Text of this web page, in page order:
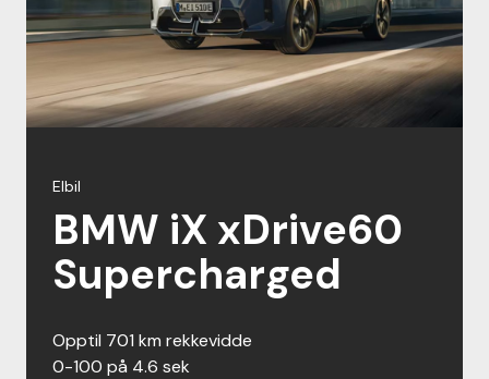
Elbil
BMW iX xDrive60
Supercharged
opptil 701 km rekkevidde
0-100 på 4.6 sek